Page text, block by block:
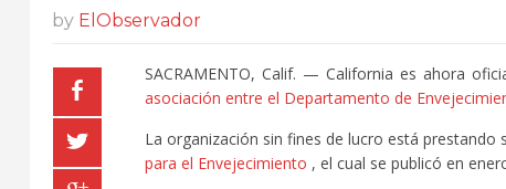
by ElObservador
SACRAMENTO, Calif. — California es ahora
asociación entre el Departamento de
La organización sin fines de lucro está
para el Envejecimiento , el cual se publicó en